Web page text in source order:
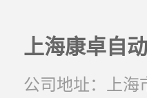
上海康卓自
公司地址：上海